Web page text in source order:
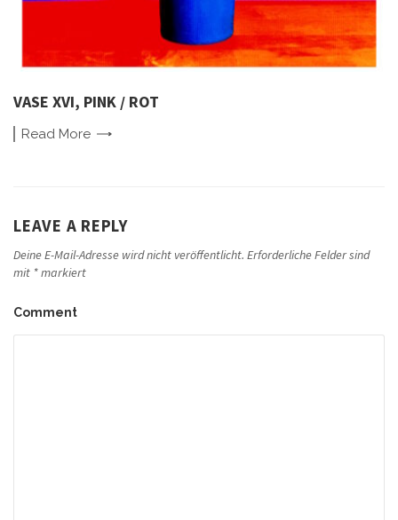
VASE XVI, PINK / ROT
Read More
LEAVE A REPLY
Deine E-Mail-Adresse wird nicht veröffentlicht. Erforderliche Felder sind
mit *markiert
Comment